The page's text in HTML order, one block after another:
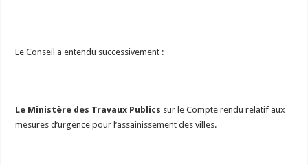
Le Conseil a entendu successivement :
Le Ministère des Travaux Publics sur le Compte rendu relatif aux
mesures d’urgence pour l’assainissement des villes.